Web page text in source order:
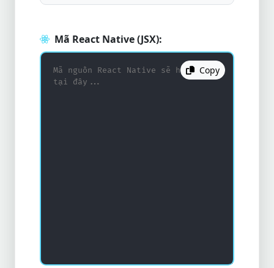
Mã React Native (JSX):
Copy